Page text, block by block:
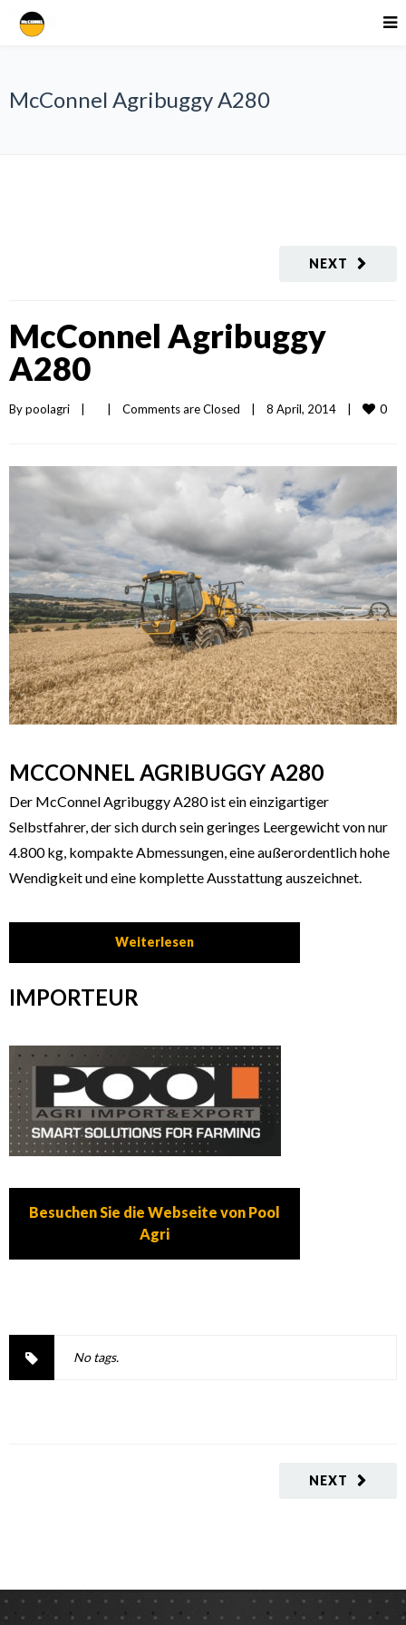
McConnel Agribuggy A280
NEXT
McConnel Agribuggy
A280
By poolagri Comments are Closed 8 April, 2014 0
MCCONNEL AGRIBUGGY A280
Der McConnel Agribuggy A280 ist ein einzigartiger
Selbstfahrer, der sich durch sein geringes Leergewicht von nur
4.800 kg, kompakte Abmessungen, eine außerordentlich hohe
Wendigkeit und eine komplette Ausstattung auszeichnet.
Weiterlesen
IMPORTEUR
Besuchen Sie die Webseite von Pool
Agri
No tags.
NEXT